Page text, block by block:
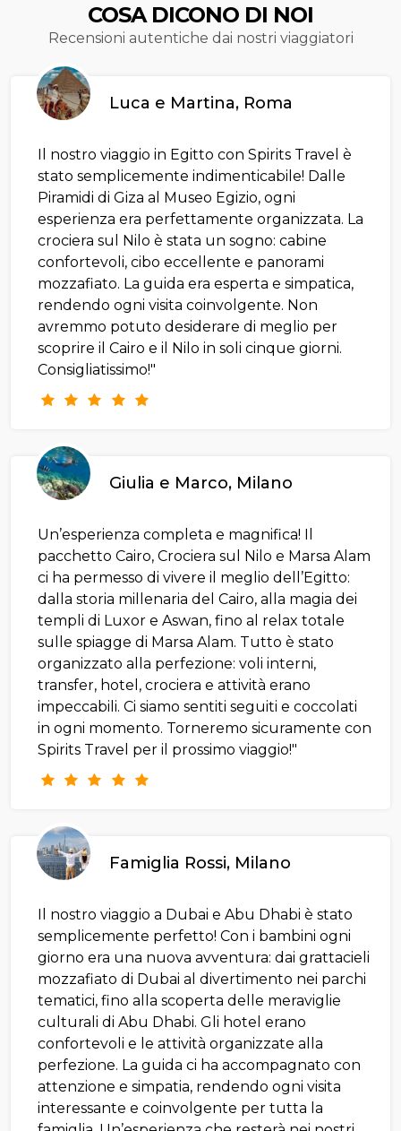
COSA DICONO DI NOI
Recensioni autentiche dai nostri viaggiatori
Luca e Martina, Roma
Il nostro viaggio in Egitto con Spirits Travel è
stato semplicemente indimenticabile! Dalle
Piramidi di Giza al Museo Egizio, ogni
esperienza era perfettamente organizzata. La
crociera sul Nilo è stata un sogno: cabine
confortevoli, cibo eccellente e panorami
mozzafiato. La guida era esperta e simpatica,
rendendo ogni visita coinvolgente. Non
avremmo potuto desiderare di meglio per
scoprire il Cairo e il Nilo in soli cinque giorni.
Consigliatissimo!"
Giulia e Marco, Milano
Un’esperienza completa e magnifica! Il
pacchetto Cairo, Crociera sul Nilo e Marsa Alam
ci ha permesso di vivere il meglio dell’Egitto:
dalla storia millenaria del Cairo, alla magia dei
templi di Luxor e Aswan, fino al relax totale
sulle spiagge di Marsa Alam. Tutto è stato
organizzato alla perfezione: voli interni,
transfer, hotel, crociera e attività erano
impeccabili. Ci siamo sentiti seguiti e coccolati
in ogni momento. Torneremo sicuramente con
Spirits Travel per il prossimo viaggio!"
Famiglia Rossi, Milano
Il nostro viaggio a Dubai e Abu Dhabi è stato
semplicemente perfetto! Con i bambini ogni
giorno era una nuova avventura: dai grattacieli
mozzafiato di Dubai al divertimento nei parchi
tematici, fino alla scoperta delle meraviglie
culturali di Abu Dhabi. Gli hotel erano
confortevoli e le attività organizzate alla
perfezione. La guida ci ha accompagnato con
attenzione e simpatia, rendendo ogni visita
interessante e coinvolgente per tutta la